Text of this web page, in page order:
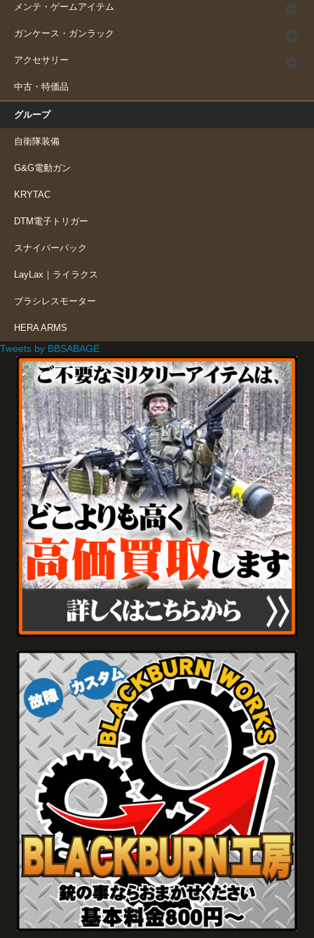
メンテ・ゲームアイテム
ガンケース・ガンラック
アクセサリー
中古・特価品
グループ
自衛隊装備
G&G電動ガン
KRYTAC
DTM電子トリガー
スナイパーパック
LayLax｜ライラクス
ブラシレスモーター
HERA ARMS
Tweets by BBSABAGE